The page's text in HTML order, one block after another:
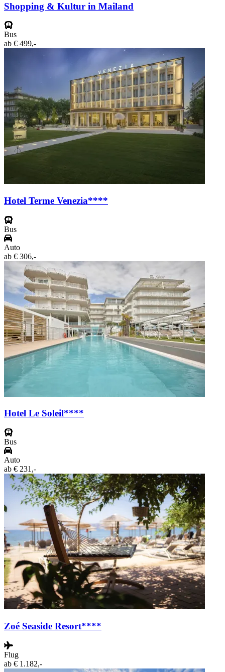
Shopping & Kultur in Mailand
Bus
ab € 499,-
Hotel Terme Venezia****
Bus
Auto
ab € 306,-
Hotel Le Soleil****
Bus
Auto
ab € 231,-
Zoé Seaside Resort****
Flug
ab € 1.182,-